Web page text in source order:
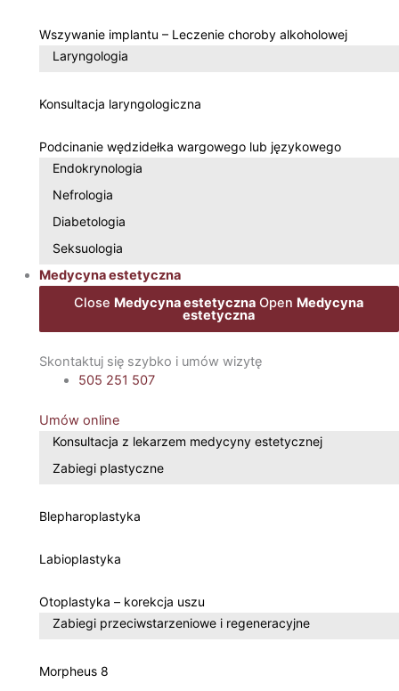
Wszywanie implantu – Leczenie choroby alkoholowej
Laryngologia
Konsultacja laryngologiczna
Podcinanie wędzidełka wargowego lub językowego
Endokrynologia
Nefrologia
Diabetologia
Seksuologia
Medycyna estetyczna
Close Medycyna estetyczna Open Medycyna
estetyczna
Skontaktuj się szybko i umów wizytę
505 251 507
Umów online
Konsultacja z lekarzem medycyny estetycznej
Zabiegi plastyczne
Blepharoplastyka
Labioplastyka
Otoplastyka – korekcja uszu
Zabiegi przeciwstarzeniowe i regeneracyjne
Morpheus 8